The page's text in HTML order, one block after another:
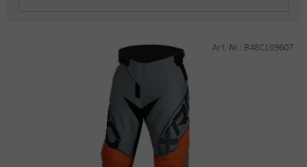
Art.-Nr.: B48C109607